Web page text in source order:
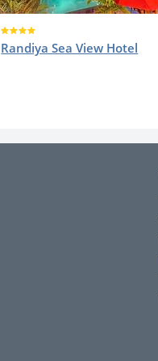
Randiya Sea View Hotel